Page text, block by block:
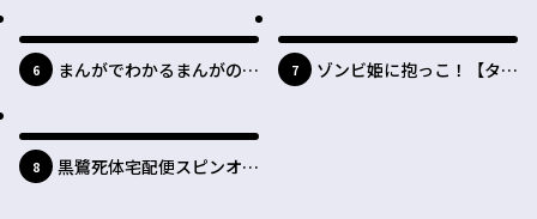
6位
まんがでわかるまんがの歴
7位
ゾンビ姫に抱っこ！【タテ
8位
黒鷺死体宅配便スピンオフ